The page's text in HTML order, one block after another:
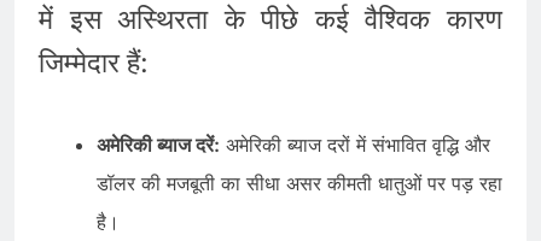
में इस अस्थिरता के पीछे कई वैश्विक कारण
जिम्मेदार हैं:
अमेरिकी ब्याज दरें: अमेरिकी ब्याज दरों में संभावित वृद्धि और
डॉलर की मजबूती का सीधा असर कीमती धातुओं पर पड़ रहा
है।